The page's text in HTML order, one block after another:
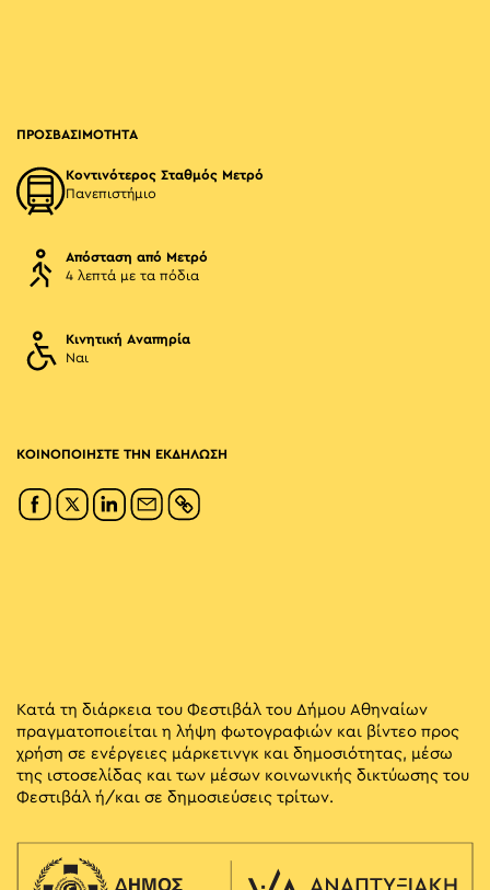
ΠΡΟΣΒΑΣΙΜΟΤΗΤΑ
Κοντινότερος Σταθμός Μετρό
Πανεπιστήμιο
Απόσταση από Μετρό
4 λεπτά με τα πόδια
Κινητική Αναπηρία
Ναι
ΚΟΙΝΟΠΟΙΗΣΤΕ ΤΗΝ ΕΚΔΗΛΩΣΗ
Κατά τη διάρκεια του Φεστιβάλ του Δήμου Αθηναίων
πραγματοποιείται η λήψη φωτογραφιών και βίντεο προς
χρήση σε ενέργειες μάρκετινγκ και δημοσιότητας, μέσω
της ιστοσελίδας και των μέσων κοινωνικής δικτύωσης του
Φεστιβάλ ή/και σε δημοσιεύσεις τρίτων.